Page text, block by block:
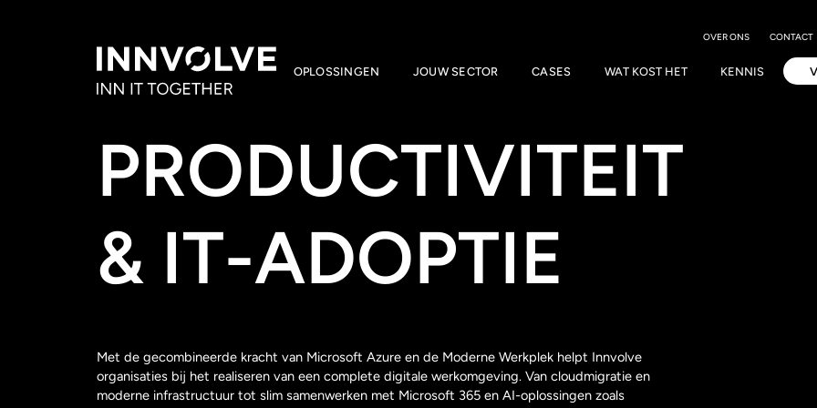
OVER ONS CONTACT
OPLOSSINGEN JOUW SECTOR CASES WAT KOST HET KENNIS
PRODUCTIVITEIT
& IT-ADOPTIE
Met de gecombineerde kracht van Microsoft Azure en de Moderne Werkplek helpt Innvolve
organisaties bij het realiseren van een complete digitale werkomgeving. Van cloudmigratie en
moderne infrastructuur tot slim samenwerken met Microsoft 365 en AI-oplossingen zoals